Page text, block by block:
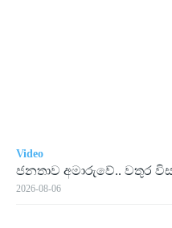
Video
ජනතාව අමාරුවේ.. වතුර
2026-08-06